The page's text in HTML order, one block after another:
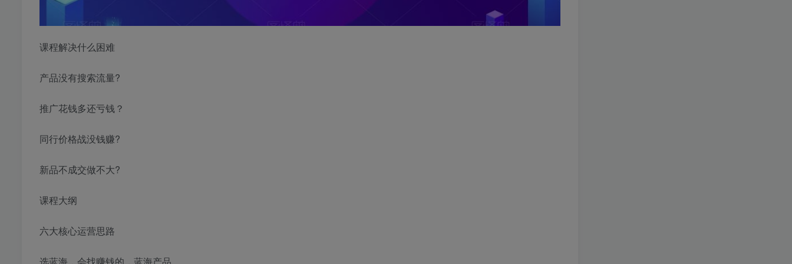
课程解决什么困难
产品没有搜索流量?
推广花钱多还亏钱？
同行价格战没钱赚?
新品不成交做不大?
课程大纲
六大核心运营思路